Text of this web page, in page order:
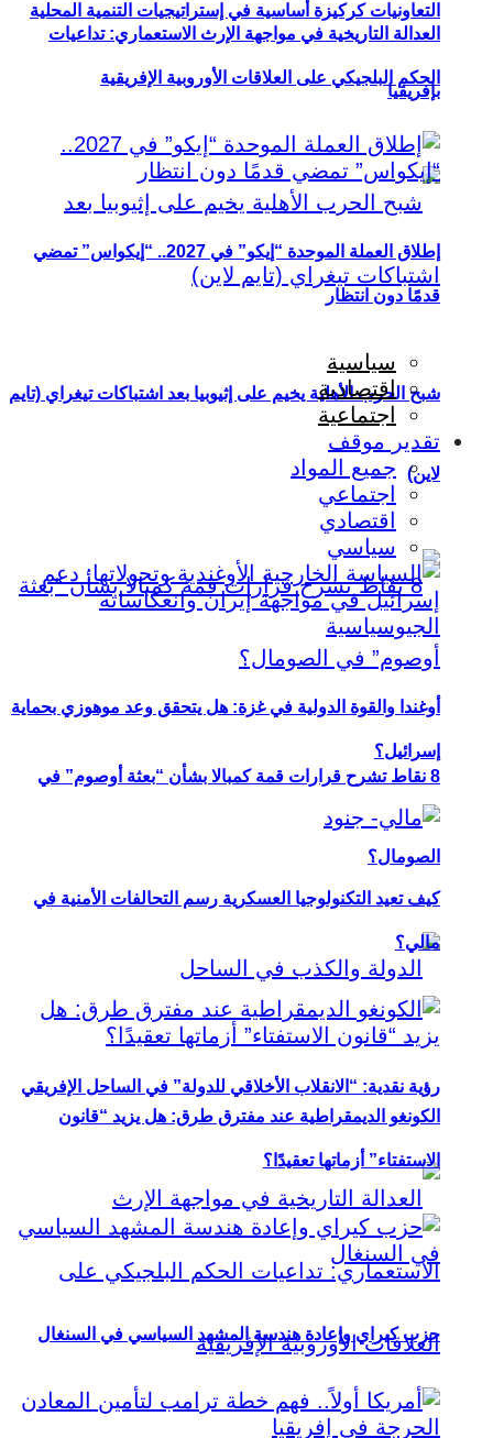
التعاونيات كركيزة أساسية في إستراتيجيات التنمية المحلية
بإفريقيا
شبح الحرب الأهلية يخيم على إثيوبيا بعد اشتباكات تيغراي (تايم
لاين)
8 نقاط تشرح قرارات قمة كمبالا بشأن “بعثة أوصوم” في
الصومال؟
رؤية نقدية: “الانقلاب الأخلاقي للدولة” في الساحل الإفريقي
العدالة التاريخية في مواجهة الإرث الاستعماري: تداعيات
الحكم البلجيكي على العلاقات الأوروبية الإفريقية
إطلاق العملة الموحدة “إيكو” في 2027.. “إيكواس” تمضي
قدمًا دون انتظار
سياسية
اقتصادية
اجتماعية
تقدير موقف
جميع المواد
اجتماعي
اقتصادي
سياسي
أوغندا والقوة الدولية في غزة: هل يتحقق وعد موهوزي بحماية
إسرائيل؟
كيف تعيد التكنولوجيا العسكرية رسم التحالفات الأمنية في
مالي؟
الكونغو الديمقراطية عند مفترق طرق: هل يزيد “قانون
الاستفتاء” أزماتها تعقيدًا؟
حزب كيراي وإعادة هندسة المشهد السياسي في السنغال